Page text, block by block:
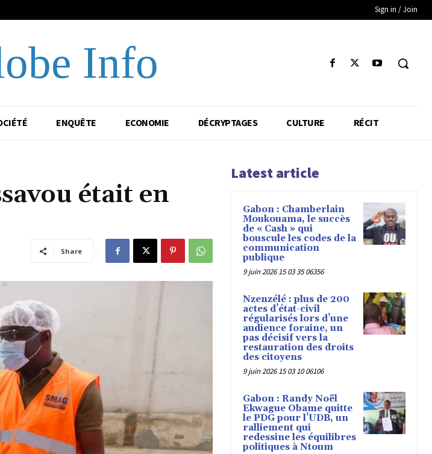
Sign in / Join
Info
ENQUÊTE ECONOMIE DÉCRYPTAGES CULTURE RÉCIT
était en
Share
Latest article
Gabon : Chamberlain
Moukouama, le succès
de « Cash » qui
bouscule les codes de la
communication
publique
9 juin 2026 15 03 35 06356
Nzenzélé : plus de 200
actes d’état-civil
régularisés lors d’une
audience foraine, un
pas décisif vers la
restauration des droits
des citoyens
9 juin 2026 15 03 10 06106
Gabon : Randy Noël
Ekwague Obame quitte
le PDG pour l’UDB, un
ralliement qui
redessine les équilibres
politiques à Ntoum